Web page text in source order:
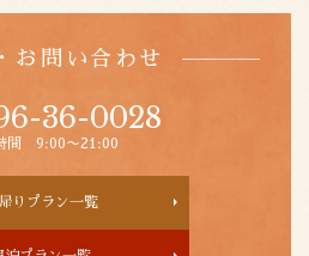
お問い合わせ
36-0028
間 9:00〜21:00
りプラン一覧